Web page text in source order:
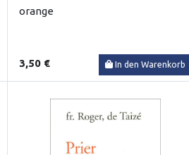
orange
3,50 € In den Warenkorb